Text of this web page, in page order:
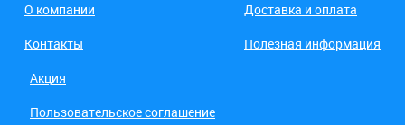
О компании
Доставка и оплата
Контакты
Полезная информация
Акция
Пользовательское соглашение